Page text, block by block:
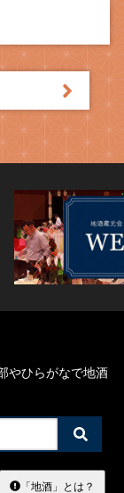
やひらがなで地酒
検
索
る
「地酒」とは？